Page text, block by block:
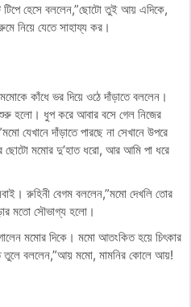
টিপে হেসে বললেন,”ছোটো তুই আয় এদিকে,
নিয়ে যেতে সাহায্য কর।
কাঁধে ভর দিয়ে ওঠে দাঁড়াতে বললেন।
শুরু হলো। ধুপ করে আবার বসে গেল নিজের
যেখানে দাঁড়াতে পারছে না সেখানে উপরে
মমোর দু’হাত ধরো, আর আমি পা ধরে
রুহিনী বেগম বললেন,”মমো দেখলি তোর
মতো সৌভাগ্য হলো।
মমোর দিকে। মমো আতংকিত হয়ে চিৎকার
তুলে বললেন,”আয় মমো, মামনির কোলে আয়!